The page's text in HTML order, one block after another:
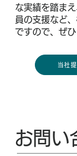
な実績を踏ま
員の支援など
ですので、ぜ
当社
お問い